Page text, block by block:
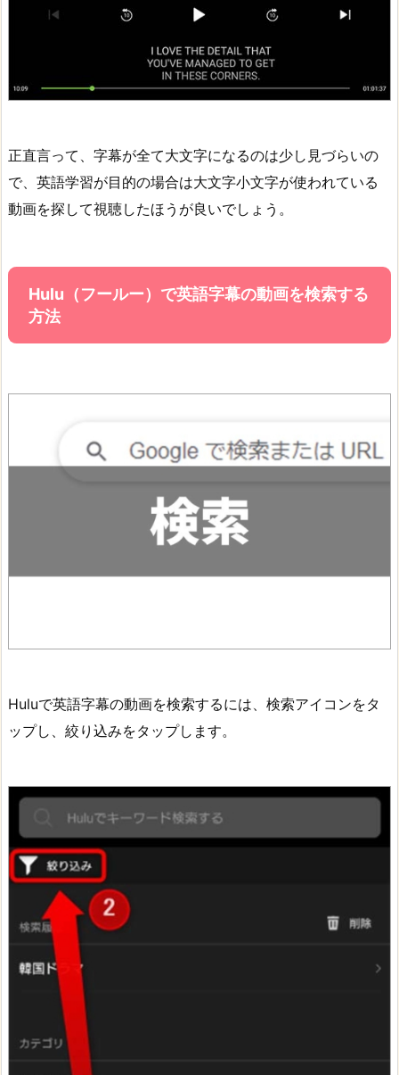
正直言って、字幕が全て大文字になるのは少し見づらいの
で、英語学習が目的の場合は大文字小文字が使われている
動画を探して視聴したほうが良いでしょう。
Hulu（フールー）で英語字幕の動画を検索する
方法
Huluで英語字幕の動画を検索するには、検索アイコンをタ
ップし、絞り込みをタップします。